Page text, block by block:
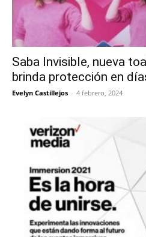
Saba Invisible, nueva
brinda protección en
Evelyn Castillejos - 4 febrero, 2024